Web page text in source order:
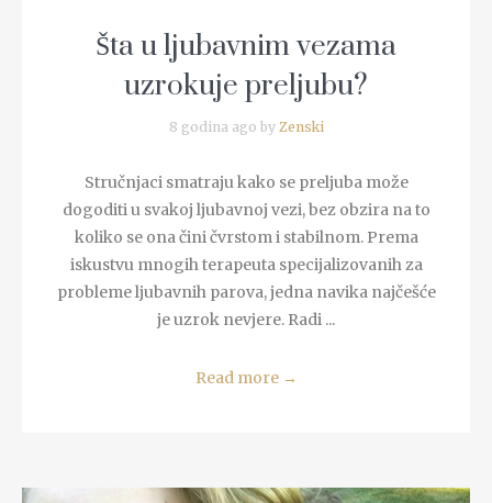
Šta u ljubavnim vezama
uzrokuje preljubu?
8 godina ago by Zenski
Stručnjaci smatraju kako se preljuba može
dogoditi u svakoj ljubavnoj vezi, bez obzira na to
koliko se ona čini čvrstom i stabilnom. Prema
iskustvu mnogih terapeuta specijalizovanih za
probleme ljubavnih parova, jedna navika najčešće
je uzrok nevjere. Radi ...
Read more →